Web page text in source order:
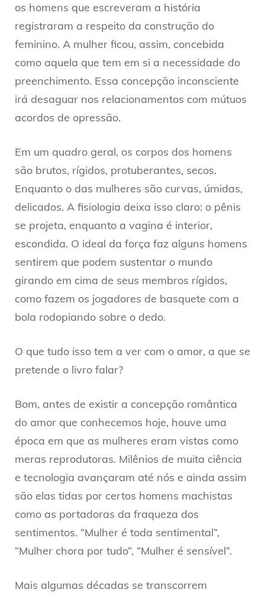
os homens que escreveram a história
registraram a respeito da construção do
feminino. A mulher ficou, assim, concebida
como aquela que tem em si a necessidade do
preenchimento. Essa concepção inconsciente
irá desaguar nos relacionamentos com mútuos
acordos de opressão.
Em um quadro geral, os corpos dos homens
são brutos, rígidos, protuberantes, secos.
Enquanto o das mulheres são curvas, úmidas,
delicados. A fisiologia deixa isso claro: o pênis
se projeta, enquanto a vagina é interior,
escondida. O ideal da força faz alguns homens
sentirem que podem sustentar o mundo
girando em cima de seus membros rígidos,
como fazem os jogadores de basquete com a
bola rodopiando sobre o dedo.
O que tudo isso tem a ver com o amor, a que se
pretende o livro falar?
Bom, antes de existir a concepção romântica
do amor que conhecemos hoje, houve uma
época em que as mulheres eram vistas como
meras reprodutoras. Milênios de muita ciência
e tecnologia avançaram até nós e ainda assim
são elas tidas por certos homens machistas
como as portadoras da fraqueza dos
sentimentos. “Mulher é toda sentimental”,
“Mulher chora por tudo”, “Mulher é sensível”.
Mais algumas décadas se transcorrem